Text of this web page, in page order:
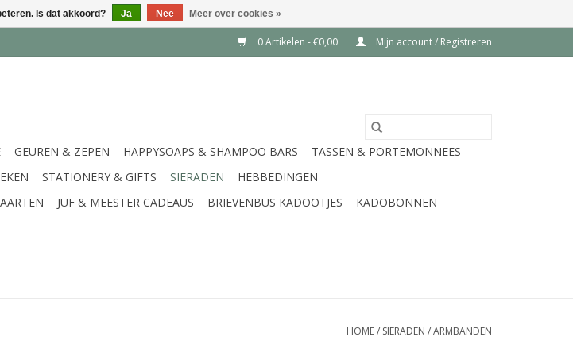
0 Artikelen - €0,00 Mijn account / Registreren
GEUREN & ZEPEN HAPPYSOAPS & SHAMPOO BARS
TASSEN & PORTEMONNEES
STATIONERY & GIFTS SIERADEN
HEBBEDINGEN
JUF & MEESTER CADEAUS BRIEVENBUS KADOOTJES
KADOBONNEN
HOME/ SIERADEN /ARMBANDEN
Is dat akkoord? Ja Nee Meer over cookies »